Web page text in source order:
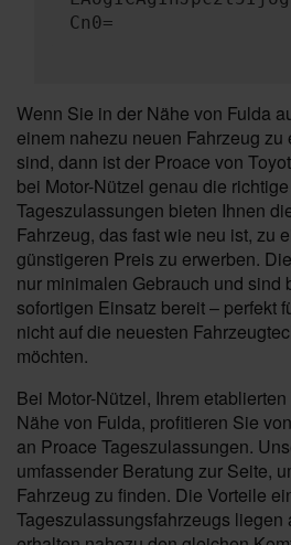
Cn0=
Wenn Sie in der Nähe von Fulda
einem nahezu neuen Fahrzeug
sind, dann ist der Proace von
bei Motor-Nützel genau die
Tageszulassungen bieten Ihnen
Fahrzeug, das fast wie neu ist, zu
günstigeren Preis zu erwerben.
nur minimalen Gebrauch und sind
sofortigen Einsatz bereit – perfekt
nicht auf die neuesten
möchten.
Bei Motor-Nützel, Ihrem
Nähe von Fulda, profitieren Sie
an Proace Tageszulassungen.
umfassender Beratung zur Seite,
Fahrzeug zu finden. Die Vorteile
Tageszulassungsfahrzeugs liegen